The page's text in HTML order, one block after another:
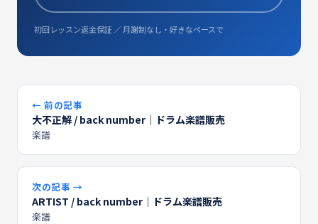
初回レッスン返金保証 ／ 月謝制なし・好きなペースで
← 前の記事
大不正解 / back number｜ドラム楽譜販売
楽譜
次の記事 →
ARTIST / back number｜ドラム楽譜販売
楽譜